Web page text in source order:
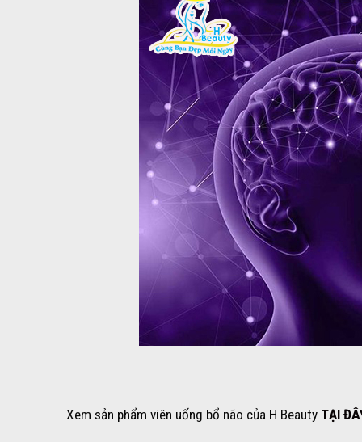
Xem sản phẩm viên uống bổ não của H Beauty TẠI